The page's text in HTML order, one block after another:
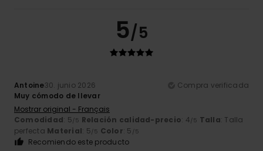
5/5
Antoine30. junio 2026
Compra verificada
Muy cómodo de llevar
Mostrar original - Français
Comodidad: 5/5 Relación calidad-precio: 4/5 Talla: Talla
perfecta Material: 5/5 Color: 5 /5
Recomiendo este producto